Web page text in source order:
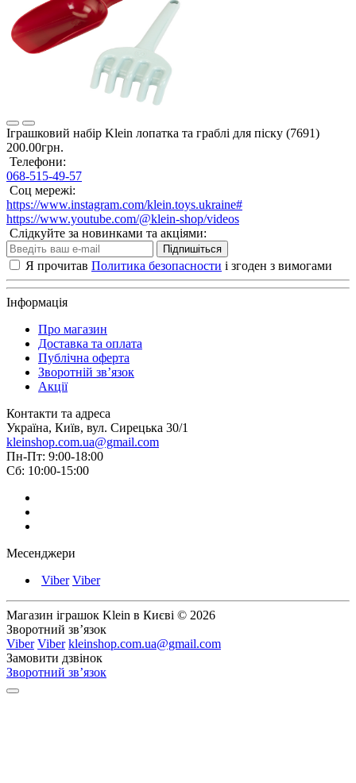
Іграшковий набір Klein лопатка та граблі для піску (7691)
200.00грн.
Телефони:
068-515-49-57
Соц мережі:
https://www.instagram.com/klein.toys.ukraine#
https://www.youtube.com/@klein-shop/videos
Слідкуйте за новинками та акціями:
Підпишіться
Я прочитав Политика безопасности і згоден з вимогами
Інформація
Про магазин
Доставка та оплата
Публічна оферта
Зворотній зв’язок
Акції
Контакти та адреса
Україна, Київ, вул. Сирецька 30/1
kleinshop.com.ua@gmail.com
Пн-Пт: 9:00-18:00
Сб: 10:00-15:00
Месенджери
Viber Viber
Магазин іграшок Klein в Києві © 2026
Зворотний зв’язок
Viber Viber kleinshop.com.ua@gmail.com
Замовити дзвінок
Зворотний зв’язок